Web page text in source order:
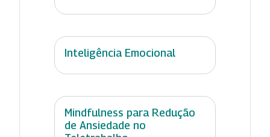
Inteligência Emocional
Mindfulness para Redução
de Ansiedade no